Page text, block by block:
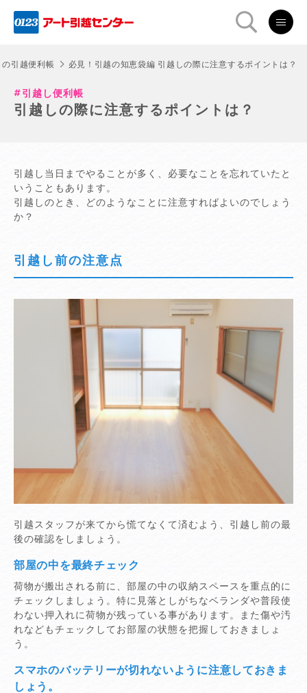
の引越便利帳 必見！引越の知恵袋編 引越しの際に注意するポイントは？
引越し便利帳
引越しの際に注意するポイントは？
引越し当日までやることが多く、必要なことを忘れていたと
いうこともあります。
引越しのとき、どのようなことに注意すればよいのでしょう
か？
引越し前の注意点
引越スタッフが来てから慌てなくて済むよう、引越し前の最
後の確認をしましょう。
部屋の中を最終チェック
荷物が搬出される前に、部屋の中の収納スペースを重点的に
チェックしましょう。特に見落としがちなベランダや普段使
わない押入れに荷物が残っている事があります。また傷や汚
れなどもチェックしてお部屋の状態を把握しておきましょ
う。
スマホのバッテリーが切れないように注意しておきま
しょう。